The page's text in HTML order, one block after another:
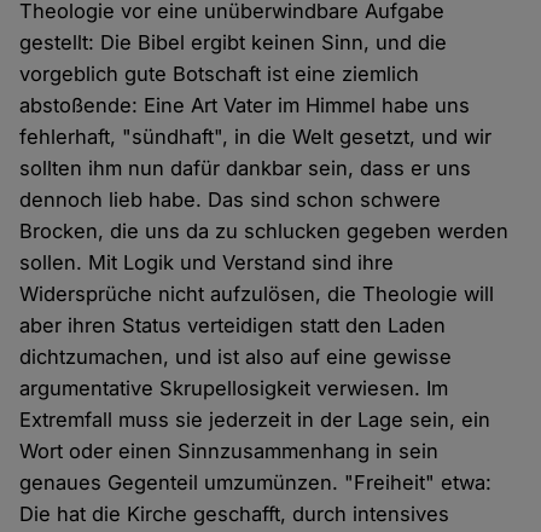
Theologie vor eine unüberwindbare Aufgabe
gestellt: Die Bibel ergibt keinen Sinn, und die
vorgeblich gute Botschaft ist eine ziemlich
abstoßende: Eine Art Vater im Himmel habe uns
fehlerhaft, "sündhaft", in die Welt gesetzt, und wir
sollten ihm nun dafür dankbar sein, dass er uns
dennoch lieb habe. Das sind schon schwere
Brocken, die uns da zu schlucken gegeben werden
sollen. Mit Logik und Verstand sind ihre
Widersprüche nicht aufzulösen, die Theologie will
aber ihren Status verteidigen statt den Laden
dichtzumachen, und ist also auf eine gewisse
argumentative Skrupellosigkeit verwiesen. Im
Extremfall muss sie jederzeit in der Lage sein, ein
Wort oder einen Sinnzusammenhang in sein
genaues Gegenteil umzumünzen. "Freiheit" etwa:
Die hat die Kirche geschafft, durch intensives